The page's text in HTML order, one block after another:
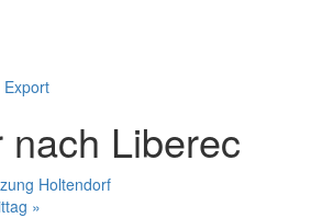
Export
nach Liberec
Holtendorf
»